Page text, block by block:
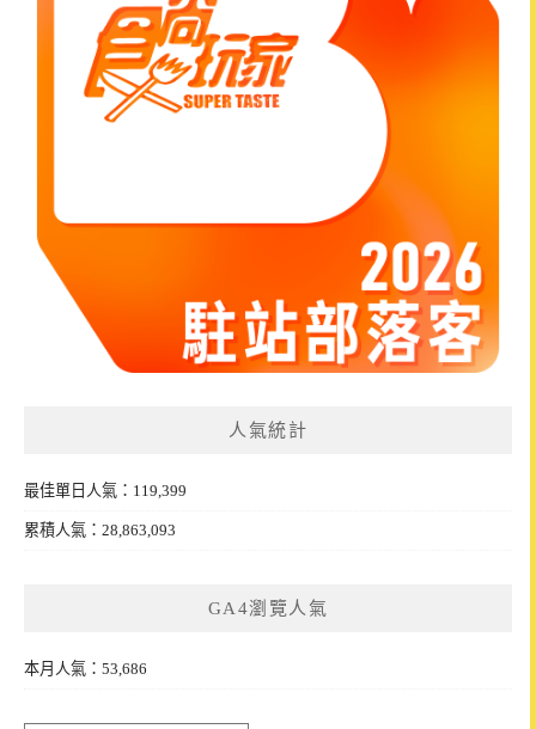
人氣統計
最佳單日人氣：119,399
累積人氣：28,863,093
GA4瀏覽人氣
本月人氣：53,686